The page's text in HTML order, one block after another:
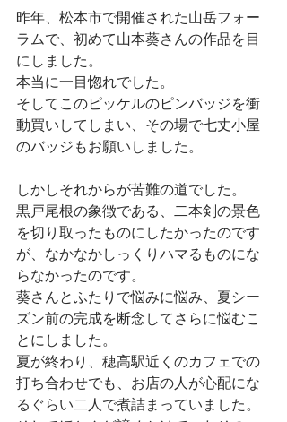
昨年、松本市で開催された山岳フォー
ラムで、初めて山本葵さんの作品を目
にしました。
本当に一目惚れでした。
そしてこのピッケルのピンバッジを衝
動買いしてしまい、その場で七丈小屋
のバッジもお願いしました。
しかしそれからが苦難の道でした。
黒戸尾根の象徴である、二本剣の景色
を切り取ったものにしたかったのです
が、なかなかしっくりハマるものにな
らなかったのです。
葵さんとふたりで悩みに悩み、夏シー
ズン前の完成を断念してさらに悩むこ
とにしました。
夏が終わり、穂高駅近くのカフェでの
打ち合わせでも、お店の人が心配にな
るぐらい二人で煮詰まっていました。